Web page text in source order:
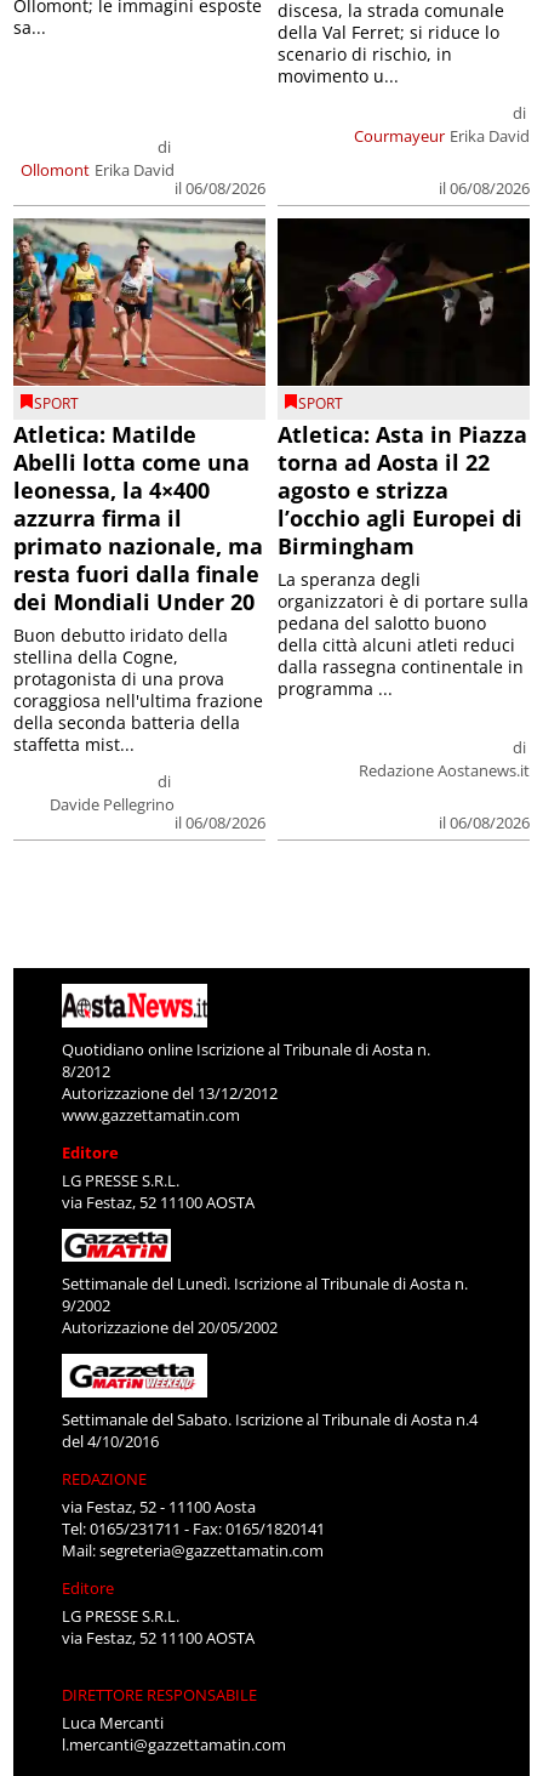
Ollomont
di
Erika David
il 06/08/2026
Ollomont; le immagini esposte
sa...
Courmayeur
di
Erika David
il 06/08/2026
discesa, la strada comunale
della Val Ferret; si riduce lo
scenario di rischio, in
movimento u...
SPORT
Atletica: Matilde
Abelli lotta come una
leonessa, la 4×400
azzurra firma il
primato nazionale, ma
resta fuori dalla finale
dei Mondiali Under 20
di
Davide Pellegrino
il 06/08/2026
Buon debutto iridato della
stellina della Cogne,
protagonista di una prova
coraggiosa nell'ultima frazione
della seconda batteria della
staffetta mist...
SPORT
Atletica: Asta in Piazza
torna ad Aosta il 22
agosto e strizza
l’occhio agli Europei di
Birmingham
di
Redazione Aostanews.it
il 06/08/2026
La speranza degli
organizzatori è di portare sulla
pedana del salotto buono
della città alcuni atleti reduci
dalla rassegna continentale in
programma ...
Quotidiano online Iscrizione al Tribunale di Aosta n.
8/2012
Autorizzazione del 13/12/2012
www.gazzettamatin.com
Editore
LG PRESSE S.R.L.
via Festaz, 52 11100 AOSTA
Settimanale del Lunedì. Iscrizione al Tribunale di Aosta n.
9/2002
Autorizzazione del 20/05/2002
Settimanale del Sabato. Iscrizione al Tribunale di Aosta n.4
del 4/10/2016
REDAZIONE
via Festaz, 52 - 11100 Aosta
Tel: 0165/231711 - Fax: 0165/1820141
Mail:segreteria@gazzettamatin.com
Editore
LG PRESSE S.R.L.
via Festaz, 52 11100 AOSTA
DIRETTORE RESPONSABILE
Luca Mercanti
l.mercanti@gazzettamatin.com